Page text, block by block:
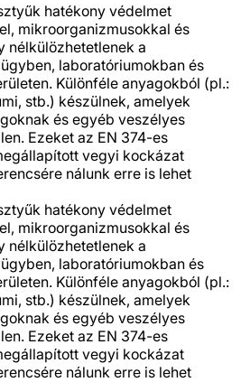
hatékony védelmet
mikroorganizmusokkal és
nélkülözhetetlenek a
laboratóriumokban és
Különféle anyagokból (pl.:
stb.) készülnek, amelyek
és egyéb veszélyes
Ezeket az EN 374-es
vegyi kockázat
nálunk erre is lehet
hatékony védelmet
mikroorganizmusokkal és
nélkülözhetetlenek a
laboratóriumokban és
Különféle anyagokból (pl.:
stb.) készülnek, amelyek
és egyéb veszélyes
Ezeket az EN 374-es
vegyi kockázat
nálunk erre is lehet